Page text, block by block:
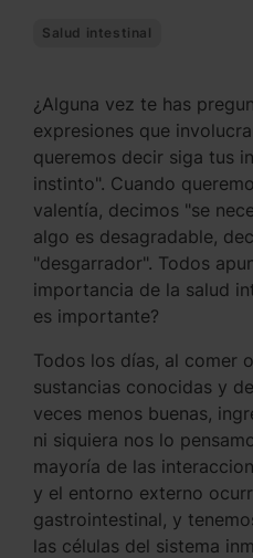
Salud intestinal
¿Alguna vez te has
expresiones que
queremos decir siga tus
instinto". Cuando
valentía, decimos "se
algo es desagradable,
"desgarrador". Todos
importancia de la salud
es importante?
Todos los días, al comer
sustancias conocidas y
veces menos buenas,
ni siquiera nos lo
mayoría de las
y el entorno externo
gastrointestinal, y
las células del sistema